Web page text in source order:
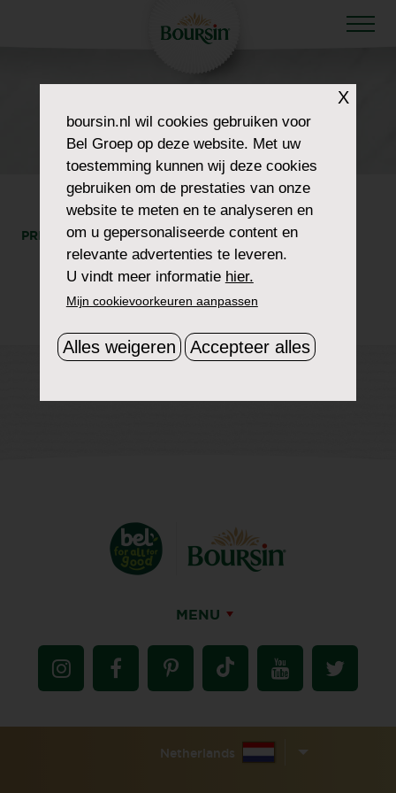
VOMAR
PRINT DEEL
MENU
Netherlands
X
boursin.nl wil cookies gebruiken voor
Bel Groep op deze website. Met uw
toestemming kunnen wij deze cookies
gebruiken om de prestaties van onze
website te meten en te analyseren en
om u gepersonaliseerde content en
relevante advertenties te leveren.
U vindt meer informatie hier.
Mijn cookievoorkeuren aanpassen
Alles weigeren Accepteer alles